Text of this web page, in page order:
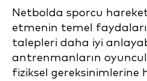
Netbolda sporcu
etmenin temel
talepleri daha iyi
antrenmanların
fiziksel gereksinimlerine